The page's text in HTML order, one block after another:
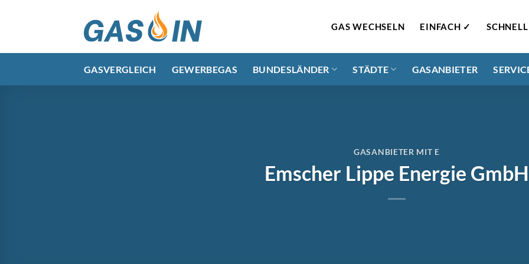
GAS WECHSELN EINFACH ✓
GASVERGLEICH GEWERBEGAS BUNDESLÄNDER STÄDTE GASANBIETER
GASANBIETER MIT E
Emscher Lippe Energie GmbH